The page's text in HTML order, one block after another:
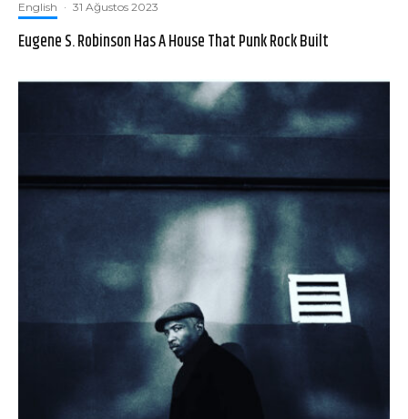
English · 31 Ağustos 2023
Eugene S. Robinson Has A House That Punk Rock Built